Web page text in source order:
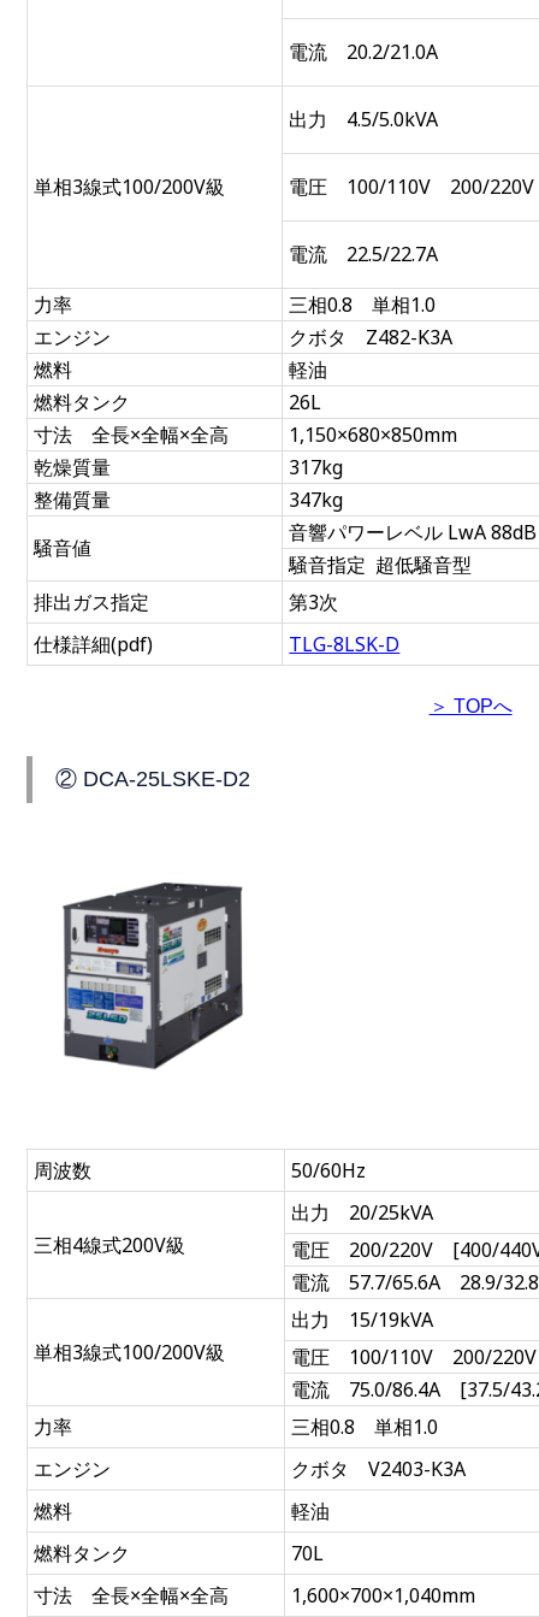
電流 20.2/21.0A
単相3線式100/200V級
出力 4.5/5.0kVA
電圧 100/110V 200/220V
電流 22.5/22.7A
力率
三相0.8 単相1.0
エンジン
クボタ Z482-K3A
燃料
軽油
燃料タンク
26L
寸法 全長×全幅×全高
1,150×680×850mm
乾燥質量
317kg
整備質量
347kg
騒音値
音響パワーレベル LwA 88dB
騒音指定 超低騒音型
排出ガス指定
第3次
仕様詳細(pdf)
TLG-8LSK-D
＞ TOPへ
② DCA-25LSKE-D2
周波数 50/60Hz
三相4線式200V級
出力 20/25kVA
電圧 200/220V [400/
電流 57.7/65.6A 28.9/
単相3線式100/200V級
出力 15/19kVA
電圧 100/110V 200/220V
電流 75.0/86.4A [37.5/
力率
三相0.8 単相1.0
エンジン
クボタ V2403-K3A
燃料
軽油
燃料タンク
70L
寸法 全長×全幅×全高
1,600×700×1,040mm